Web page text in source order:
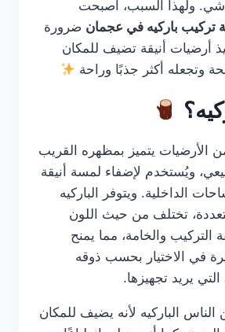
ولهذا السبب، أصبحت
تركيب باركيه في عجمان ضرورة
أرضيات أنيقة تضيف للمكان
وتجعله أكثر جذبًا وراحة
من الأرضيات يتميز بمظهره القريب
ويُستخدم لإضفاء لمسة أنيقة
الداخلية. ويتوفر الباركيه
تختلف من حيث اللون
التركيب والخامة، مما يمنح
في الاختيار بحسب ذوقه
يريد تجهيزها.
الباركيه لأنه يضيف للمكان